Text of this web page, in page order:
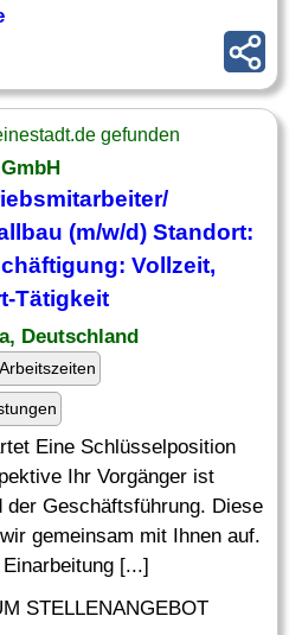
gefunden
(m/w/d) Standort:
: Vollzeit,
Tätigkeit
Deutschland
Eine Schlüsselposition
Ihr Vorgänger ist
der Geschäftsführung. Diese
gemeinsam mit Ihnen auf.
[...]
STELLENANGEBOT